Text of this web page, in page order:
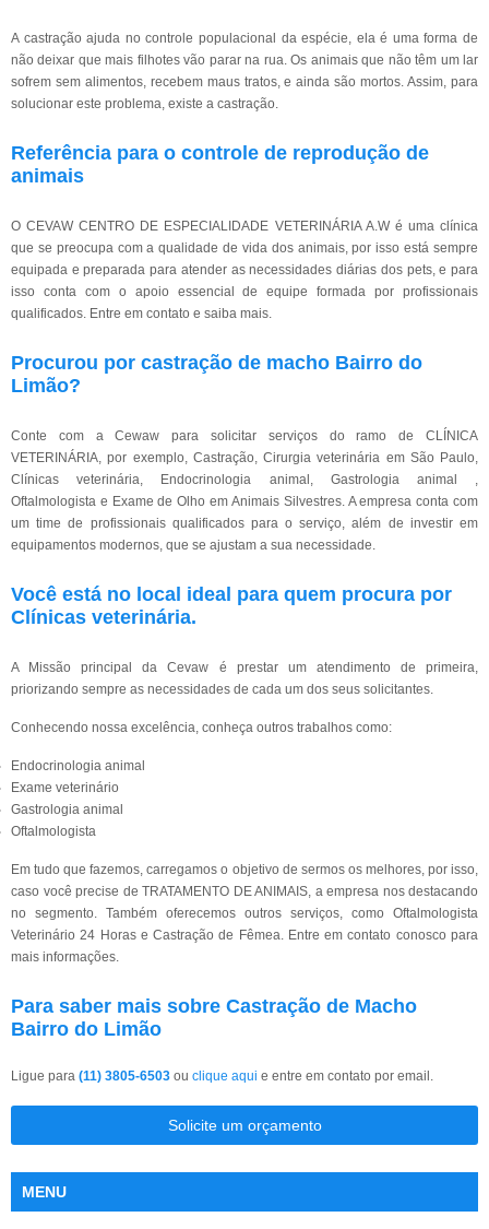
A castração ajuda no controle populacional da espécie, ela é uma forma de
não deixar que mais filhotes vão parar na rua. Os animais que não têm um lar
sofrem sem alimentos, recebem maus tratos, e ainda são mortos. Assim, para
solucionar este problema, existe a castração.
Referência para o controle de reprodução de
animais
O CEVAW CENTRO DE ESPECIALIDADE VETERINÁRIA A.W é uma clínica
que se preocupa com a qualidade de vida dos animais, por isso está sempre
equipada e preparada para atender as necessidades diárias dos pets, e para
isso conta com o apoio essencial de equipe formada por profissionais
qualificados. Entre em contato e saiba mais.
Procurou por castração de macho Bairro do
Limão?
Conte com a Cewaw para solicitar serviços do ramo de CLÍNICA
VETERINÁRIA, por exemplo, Castração, Cirurgia veterinária em São Paulo,
Clínicas veterinária, Endocrinologia animal, Gastrologia animal ,
Oftalmologista e Exame de Olho em Animais Silvestres. A empresa conta com
um time de profissionais qualificados para o serviço, além de investir em
equipamentos modernos, que se ajustam a sua necessidade.
Você está no local ideal para quem procura por
Clínicas veterinária.
A Missão principal da Cevaw é prestar um atendimento de primeira,
priorizando sempre as necessidades de cada um dos seus solicitantes.
Conhecendo nossa excelência, conheça outros trabalhos como:
Endocrinologia animal
Exame veterinário
Gastrologia animal
Oftalmologista
Em tudo que fazemos, carregamos o objetivo de sermos os melhores, por isso,
caso você precise de TRATAMENTO DE ANIMAIS, a empresa nos destacando
no segmento. Também oferecemos outros serviços, como Oftalmologista
Veterinário 24 Horas e Castração de Fêmea. Entre em contato conosco para
mais informações.
Para saber mais sobre Castração de Macho
Bairro do Limão
Ligue para (11) 3805-6503 ou clique aqui e entre em contato por email.
Solicite um orçamento
MENU